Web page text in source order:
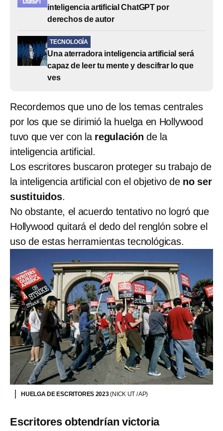
inteligencia artificial ChatGPT por
derechos de autor
TECNOLOGÍA
Una aterradora inteligencia artificial será
capaz de leer tu mente y descifrar lo que
ves
Recordemos que uno de los temas centrales
por los que se dirimió la huelga en Hollywood
tuvo que ver con la regulación de la
inteligencia artificial.
Los escritores buscaron proteger su trabajo de
la inteligencia artificial con el objetivo de no ser
sustituidos.
No obstante, el acuerdo tentativo no logró que
Hollywood quitará el dedo del renglón sobre el
uso de estas herramientas tecnológicas.
HUELGA DE ESCRITORES 2023(NICK UT / AP)
Escritores obtendrían victoria